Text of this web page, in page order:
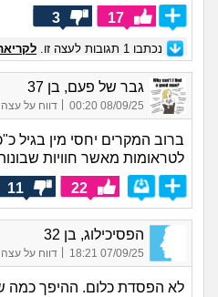
17
3
נכתבו 1 תגובות לעצה זו.
גבר של פעם, בן 37
08/09/25 00:20 דווח על עצה
ברוב המקרים יחסי מין בגיל
לטראומות מאשר חוויות
22
11
הפסיכילוג, בן 32
07/09/25 18:21 דווח על עצה
לא הפסדת כלום. ההיפך כמה